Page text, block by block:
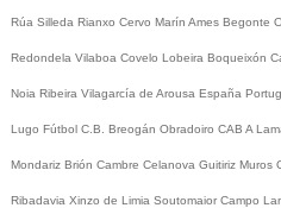
Rúa Silleda Rianxo Cervo Marín Ames Begonte
Redondela Vilaboa Covelo Lobeira Boqueixón
Noia Ribeira Vilagarcía de Arousa España
Lugo Fútbol C.B. Breogán Obradoiro CAB A
Mondariz Brión Cambre Celanova Guitiriz Muros
Ribadavia Xinzo de Limia Soutomaior Campo